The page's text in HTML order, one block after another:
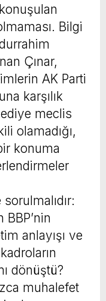
Bilgi
Çınar,
AK Parti
karşılık
meclis
olamadığı,
konuma
anlayışı ve
dönüştü?
muhalefet